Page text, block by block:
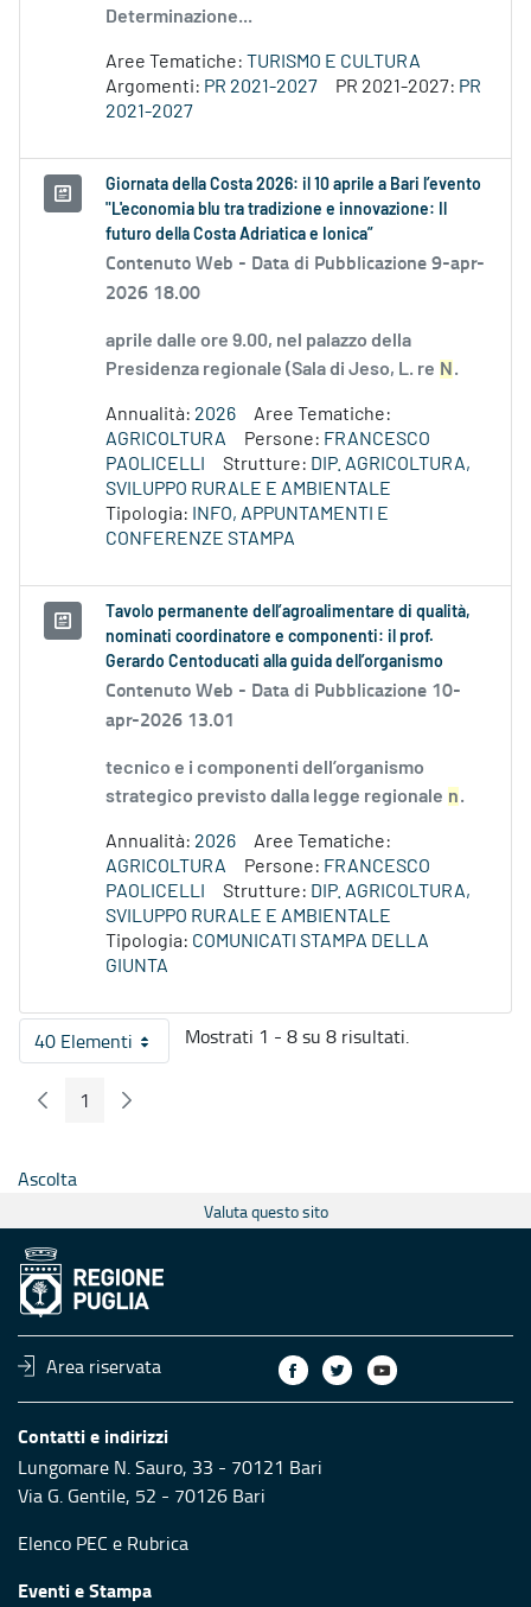
Determinazione...
Aree Tematiche: TURISMO E CULTURA
Argomenti: PR 2021-2027 PR 2021-2027: PR
2021-2027
Giornata della Costa 2026: il 10 aprile a Bari l’evento
"L'economia blu tra tradizione e innovazione: Il
futuro della Costa Adriatica e Ionica”
Contenuto Web - Data di Pubblicazione 9-apr-
2026 18.00
aprile dalle ore 9.00, nel palazzo della
Presidenza regionale (Sala di Jeso, L. re N .
Annualità: 2026
Aree Tematiche:
AGRICOLTURA
Persone: FRANCESCO
PAOLICELLI
Strutture: DIP. AGRICOLTURA,
SVILUPPO RURALE E AMBIENTALE
Tipologia:
INFO, APPUNTAMENTI E
CONFERENZE STAMPA
Tavolo permanente dell’agroalimentare di qualità,
nominati coordinatore e componenti: il prof.
Gerardo Centoducati alla guida dell’organismo
Contenuto Web - Data di Pubblicazione 10-
apr-2026 13.01
tecnico e i componenti dell’organismo
strategico previsto dalla legge regionale n.
Annualità: 2026
Aree Tematiche:
AGRICOLTURA
Persone: FRANCESCO
PAOLICELLI
Strutture: DIP. AGRICOLTURA,
SVILUPPO RURALE E AMBIENTALE
Tipologia: COMUNICATI STAMPA DELLA
GIUNTA
40 ElementiPer pagina
Mostrati 1 - 8 su 8 risultati.
Pagina Precedente
Pagina
1 Pagina Seguente
Ascolta
Valuta questo sito
Area riservata
Contatti e indirizzi
Lungomare N. Sauro, 33 - 70121 Bari
Via G. Gentile, 52 - 70126 Bari
Elenco PEC e Rubrica
Eventi e Stampa